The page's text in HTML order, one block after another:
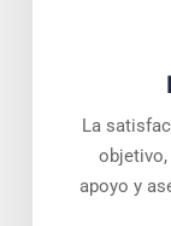
La
apoyo y